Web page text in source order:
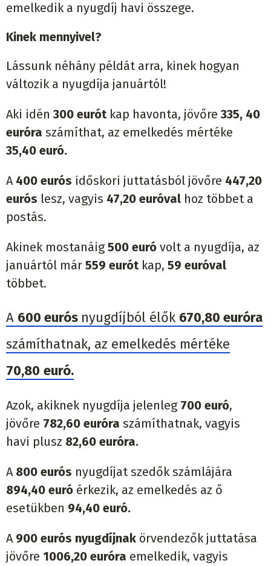
emelkedik a nyugdíj havi összege.
Kinek mennyivel?
Lássunk néhány példát arra, kinek hogyan
változik a nyugdíja januártól!
Aki idén 300 eurót kap havonta, jövőre 335, 40
euróra számíthat, az emelkedés mértéke
35,40 euró.
A 400 eurós időskori juttatásból jövőre 447,20
eurós lesz, vagyis 47,20 euróval hoz többet a
postás.
Akinek mostanáig500 euró volt a nyugdíja, az
januártól már 559 eurótkap, 59 euróval
többet.
A 600 eurós nyugdíjból élők 670,80 euróra
számíthatnak, az emelkedés mértéke
70,80 euró.
Azok, akiknek nyugdíja jelenleg 700 euró,
jövőre 782,60 euróra számíthatnak, vagyis
havi plusz 82,60 euróra.
A 800 eurós nyugdíjat szedők számlájára
894,40 euró érkezik, az emelkedés az ő
esetükben 94,40 euró.
A 900 eurós nyugdíjnak örvendezők juttatása
jövőre 1006,20 euróra emelkedik, vagyis